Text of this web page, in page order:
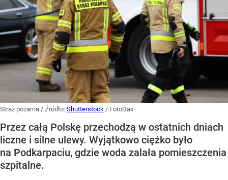
Straż pożarna / Źródło: Shutterstock / FotoDax
Przez całą Polskę przechodzą w ostatnich dniach
liczne i silne ulewy. Wyjątkowo ciężko było
na Podkarpaciu, gdzie woda zalała pomieszczenia
szpitalne.